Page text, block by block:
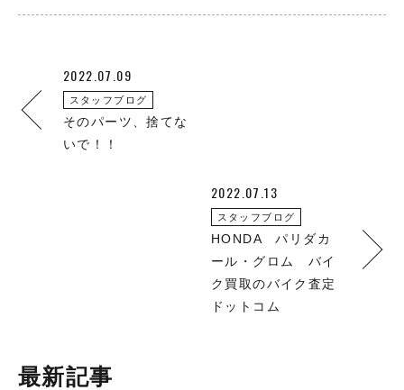
2022.07.09
スタッフブログ
そのパーツ、捨てな
いで！！
2022.07.13
スタッフブログ
HONDA パリダカ
ール・グロム バイ
ク買取のバイク査定
ドットコム
最新記事